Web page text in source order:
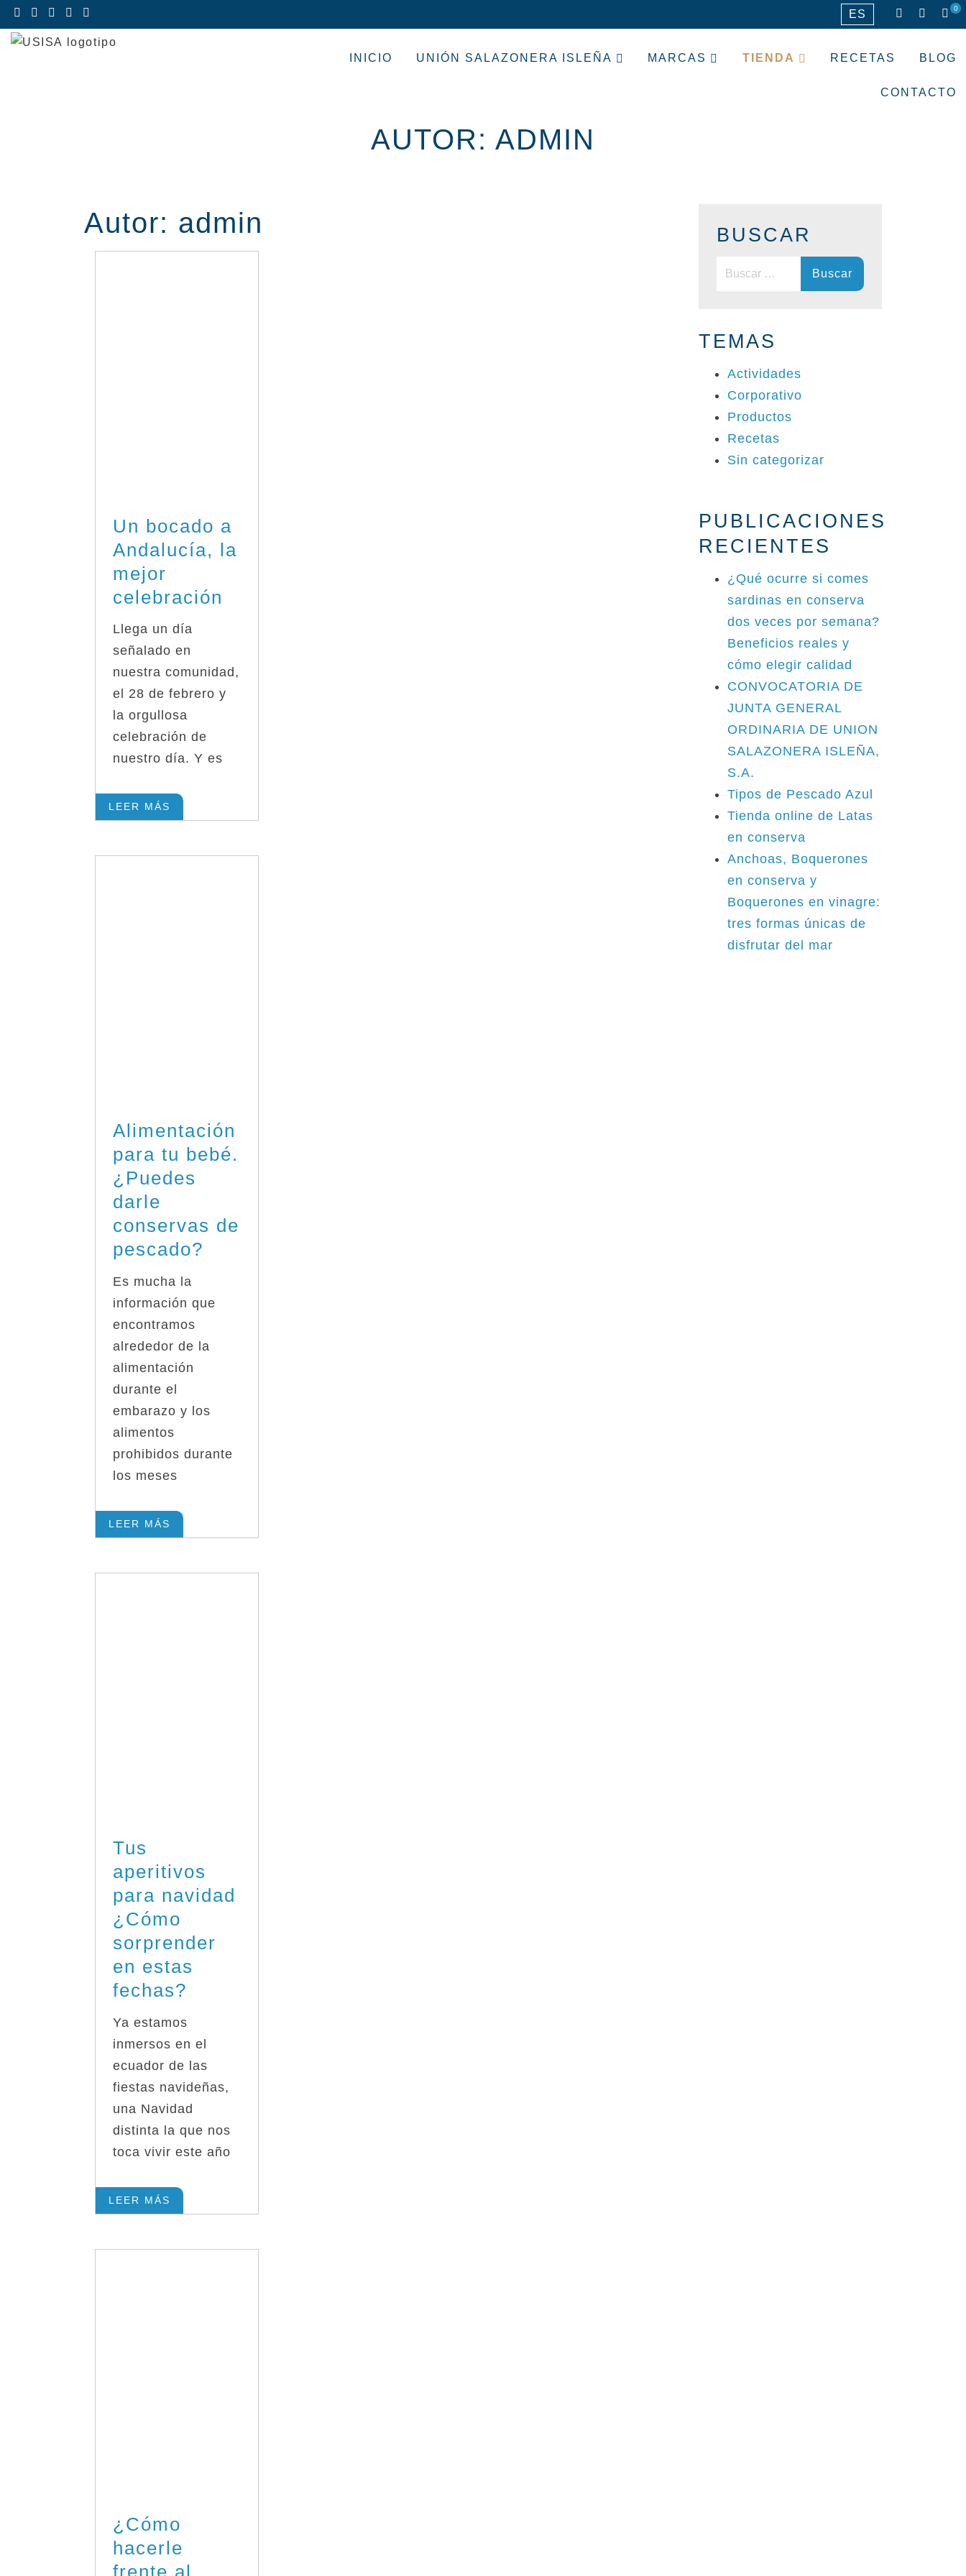
Saltar
al
ES 0
INICIO UNIÓN SALAZONERA ISLEÑA MARCAS TIENDA RECETAS BLOG
CONTACTO
AUTOR: ADMIN
Autor: admin
Un bocado a
Andalucía, la
mejor
celebración
Llega un día
señalado en
nuestra comunidad,
el 28 de febrero y
la orgullosa
celebración de
nuestro día. Y es
LEER MÁS
Alimentación
para tu bebé.
¿Puedes
darle
conservas de
pescado?
Es mucha la
información que
encontramos
alrededor de la
alimentación
durante el
embarazo y los
alimentos
prohibidos durante
los meses
LEER MÁS
Tus
aperitivos
para navidad
¿Cómo
sorprender
en estas
fechas?
Ya estamos
inmersos en el
ecuador de las
fiestas navideñas,
una Navidad
distinta la que nos
toca vivir este año
LEER MÁS
¿Cómo
hacerle
frente al
BUSCAR
Buscar:
TEMAS
Actividades
Corporativo
Productos
Recetas
Sin categorizar
PUBLICACIONES
RECIENTES
¿Qué ocurre si comes
sardinas en conserva
dos veces por semana?
Beneficios reales y
cómo elegir calidad
CONVOCATORIA DE
JUNTA GENERAL
ORDINARIA DE UNION
SALAZONERA ISLEÑA,
S.A.
Tipos de Pescado Azul
Tienda online de Latas
en conserva
Anchoas, Boquerones
en conserva y
Boquerones en vinagre:
tres formas únicas de
disfrutar del mar